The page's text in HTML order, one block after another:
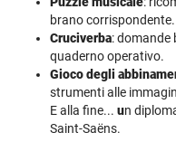
brano corrispondente.
Cruciverba: domande
quaderno operativo.
Gioco degli
strumenti alle
E alla fine... un
Saint-Saëns.